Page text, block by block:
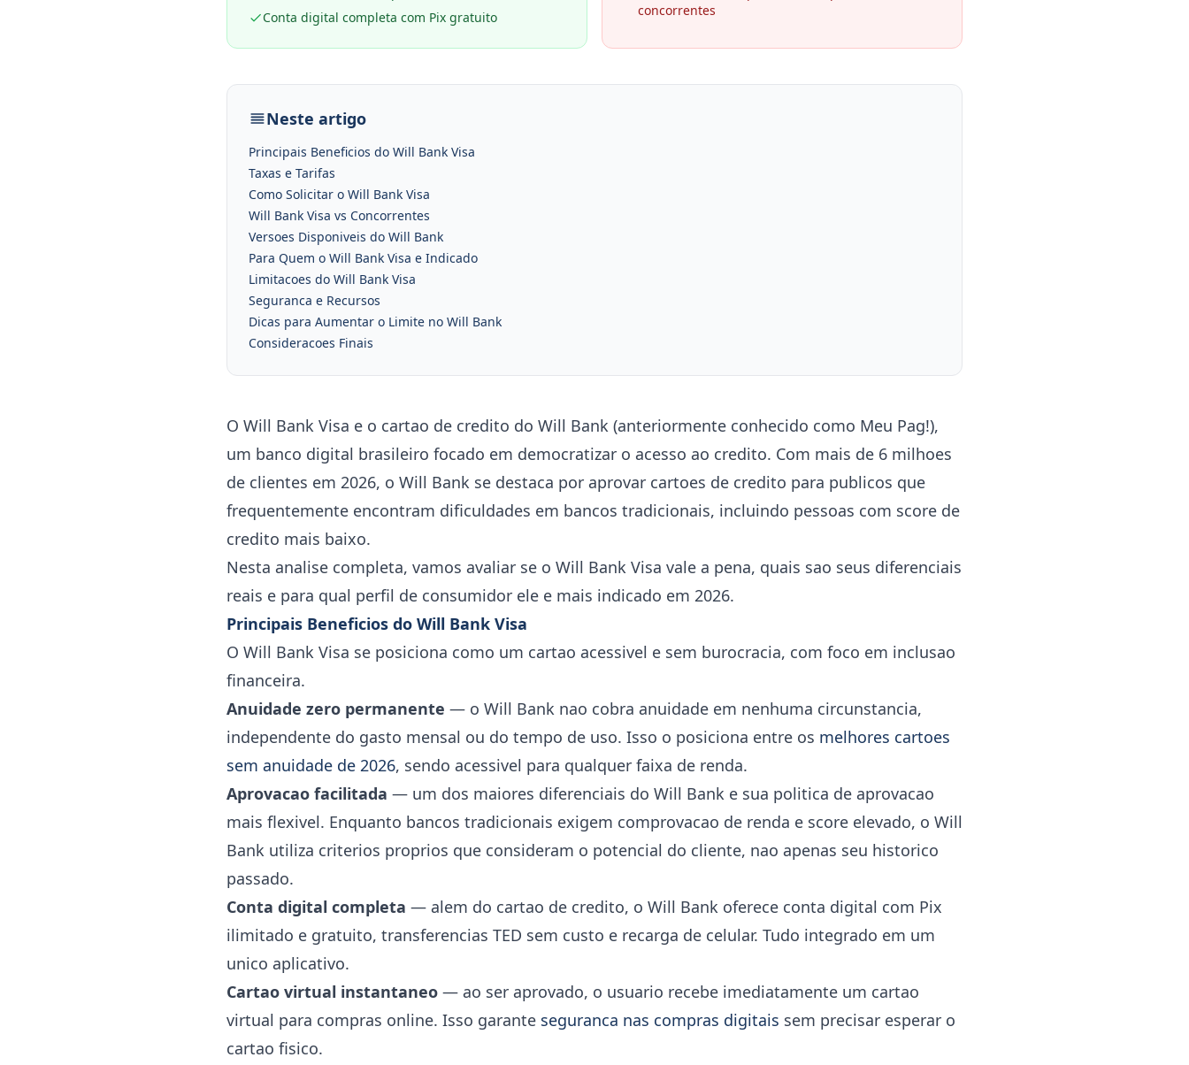
Conta digital completa com Pix gratuito
concorrentes
Neste artigo
Principais Beneficios do Will Bank Visa
Taxas e Tarifas
Como Solicitar o Will Bank Visa
Will Bank Visa vs Concorrentes
Versoes Disponiveis do Will Bank
Para Quem o Will Bank Visa e Indicado
Limitacoes do Will Bank Visa
Seguranca e Recursos
Dicas para Aumentar o Limite no Will Bank
Consideracoes Finais
O Will Bank Visa e o cartao de credito do Will Bank (anteriormente conhecido como Meu Pag!),
um banco digital brasileiro focado em democratizar o acesso ao credito. Com mais de 6 milhoes
de clientes em 2026, o Will Bank se destaca por aprovar cartoes de credito para publicos que
frequentemente encontram dificuldades em bancos tradicionais, incluindo pessoas com score de
credito mais baixo.
Nesta analise completa, vamos avaliar se o Will Bank Visa vale a pena, quais sao seus diferenciais
reais e para qual perfil de consumidor ele e mais indicado em 2026.
Principais Beneficios do Will Bank Visa
O Will Bank Visa se posiciona como um cartao acessivel e sem burocracia, com foco em inclusao
financeira.
Anuidade zero permanente — o Will Bank nao cobra anuidade em nenhuma circunstancia,
independente do gasto mensal ou do tempo de uso. Isso o posiciona entre os melhores cartoes
sem anuidade de 2026, sendo acessivel para qualquer faixa de renda.
Aprovacao facilitada — um dos maiores diferenciais do Will Bank e sua politica de aprovacao
mais flexivel. Enquanto bancos tradicionais exigem comprovacao de renda e score elevado, o Will
Bank utiliza criterios proprios que consideram o potencial do cliente, nao apenas seu historico
passado.
Conta digital completa — alem do cartao de credito, o Will Bank oferece conta digital com Pix
ilimitado e gratuito, transferencias TED sem custo e recarga de celular. Tudo integrado em um
unico aplicativo.
Cartao virtual instantaneo — ao ser aprovado, o usuario recebe imediatamente um cartao
virtual para compras online. Isso garante seguranca nas compras digitais sem precisar esperar o
cartao fisico.